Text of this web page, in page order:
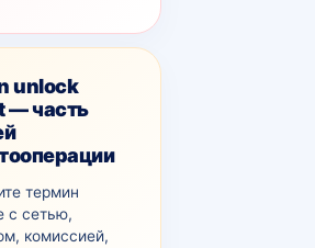
unlock
— часть
термин
с сетью,
комиссией,